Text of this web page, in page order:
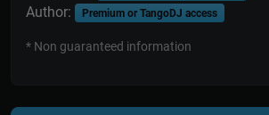
Author: Premium or TangoDJ access
* Non guaranteed information